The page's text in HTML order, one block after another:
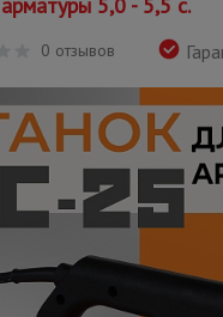
брезенты
оборудование
строительный
для строительства
0 отзывов